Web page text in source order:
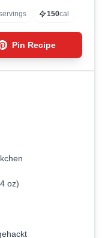
150cal
Pin Recipe
oz)